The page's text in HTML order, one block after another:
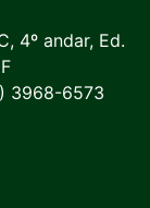
4º andar, Ed.
3968-6573